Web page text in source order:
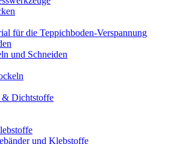
für die Teppichboden-Verspannung
und Schneiden
Dichtstoffe
und Klebstoffe